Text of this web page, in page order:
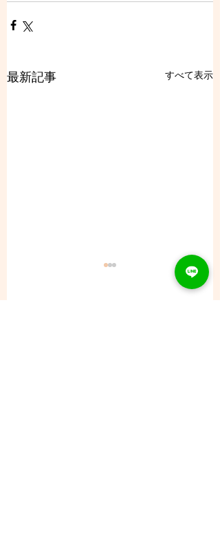
最新記事 すべて表示